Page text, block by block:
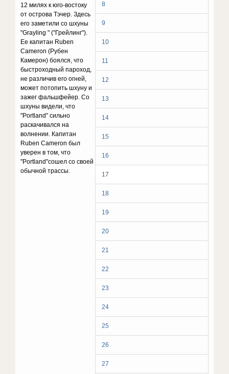
8
9
10
11
12
13
14
15
16
17
18
19
20
21
22
23
24
25
26
27
12 милях к юго-востоку
от острова Тэчер. Здесь
его заметили со шхуны
"Grayling " ("Грейлинг").
Ее капитан Ruben
Cameron (Рубен
Камерон) боялся, что
быстроходный пароход,
не различив его огней,
может потопить шхуну и
зажег фальшфейер. Со
шхуны видели, что
"Portland" сильно
раскачивался на
волнении. Капитан
Ruben Cameron был
уверен в том, что
"Portland"сошел со своей
обычной трассы.